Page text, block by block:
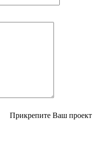
Прикрепите Ваш проект